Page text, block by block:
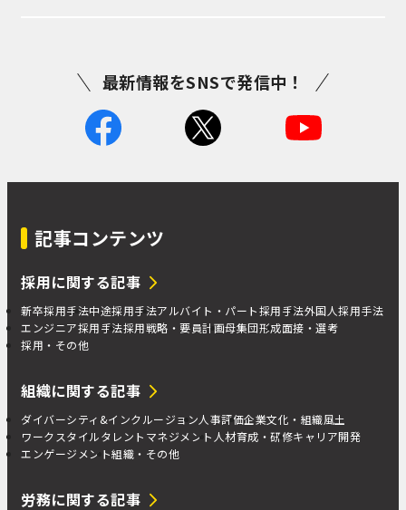
最新情報をSNSで発信中！
記事コンテンツ
採用に関する記事
新卒採用手法中途採用手法アルバイト・パート採用手法外国人採用手法
エンジニア採用手法採用戦略・要員計画母集団形成面接・選考
採用・その他
組織に関する記事
ダイバーシティ&インクルージョン人事評価企業文化・組織風土
ワークスタイルタレントマネジメント 人材育成・研修キャリア開発
エンゲージメント組織・その他
労務に関する記事